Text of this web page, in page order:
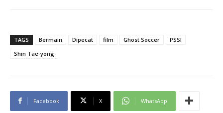
TAGS Bermain Dipecat film Ghost Soccer
PSSI
Shin Tae-yong
Facebook X WhatsApp